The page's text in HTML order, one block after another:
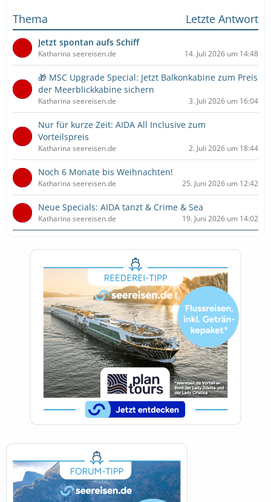
Thema
Letzte Antwort
Jetzt spontan aufs Schiff
Katharina seereisen.de 14. Juli 2026 um 14:48
🎁 MSC Upgrade Special: Jetzt Balkonkabine zum Preis
der Meerblickkabine sichern
Katharina seereisen.de 3. Juli 2026 um 16:04
Nur für kurze Zeit: AIDA All Inclusive zum
Vorteilspreis
Katharina seereisen.de 2. Juli 2026 um 18:44
Noch 6 Monate bis Weihnachten!
Katharina seereisen.de 25. Juni 2026 um 12:42
Neue Specials: AIDA tanzt & Crime & Sea
Katharina seereisen.de 19. Juni 2026 um 14:02